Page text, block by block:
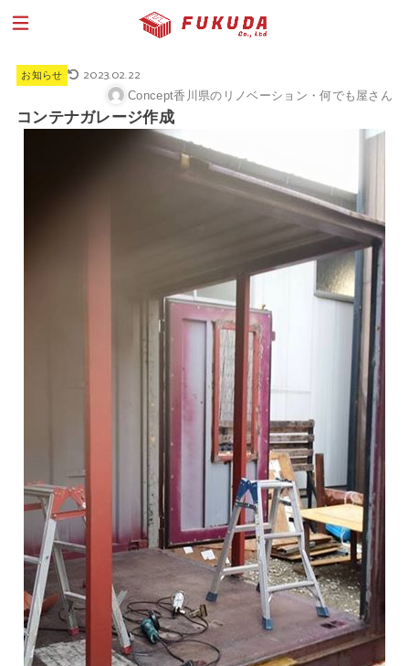
お知らせ 2023.02.22
Concept香川県のリノベーション・何でも屋さん
コンテナガレージ作成